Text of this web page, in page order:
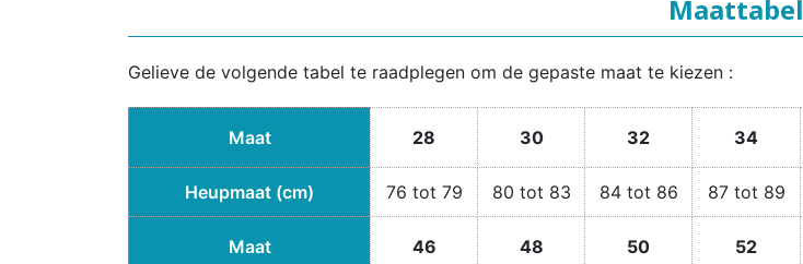
Maattabel
Gelieve de volgende tabel te raadplegen om de gepaste maat te kiezen :
Maat 28 30 32 34
Heupmaat (cm) 76 tot 79 80 tot 83 84 tot 86 87 tot 89
Maat 46 48 50 52